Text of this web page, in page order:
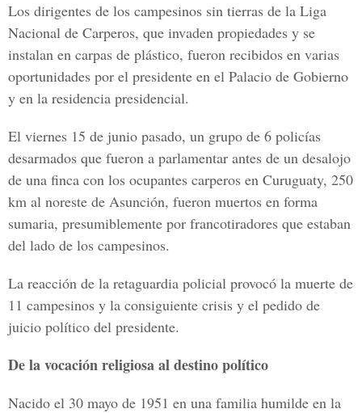
Los dirigentes de los campesinos sin tierras de la Liga
Nacional de Carperos, que invaden propiedades y se
instalan en carpas de plástico, fueron recibidos en varias
oportunidades por el presidente en el Palacio de Gobierno
y en la residencia presidencial.
El viernes 15 de junio pasado, un grupo de 6 policías
desarmados que fueron a parlamentar antes de un desalojo
de una finca con los ocupantes carperos en Curuguaty, 250
km al noreste de Asunción, fueron muertos en forma
sumaria, presumiblemente por francotiradores que estaban
del lado de los campesinos.
La reacción de la retaguardia policial provocó la muerte de
11 campesinos y la consiguiente crisis y el pedido de
juicio político del presidente.
De la vocación religiosa al destino político
Nacido el 30 mayo de 1951 en una familia humilde en la